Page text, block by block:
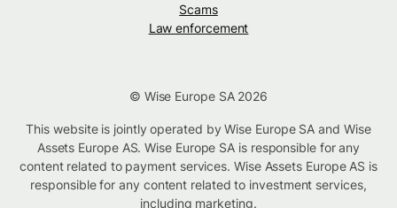
Scams
Law enforcement
© Wise Europe SA 2026
This website is jointly operated by Wise Europe SA and Wise
Assets Europe AS. Wise Europe SA is responsible for any
content related to payment services. Wise Assets Europe AS is
responsible for any content related to investment services,
including marketing.